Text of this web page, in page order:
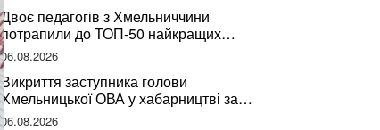
Двоє педагогів з Хмельниччини
потрапили до ТОП-50 найкращих
учителів України
06.08.2026
Викриття заступника голови
Хмельницької ОВА у хабарництві за
підписання контрактів на ремонт доріг
06.08.2026